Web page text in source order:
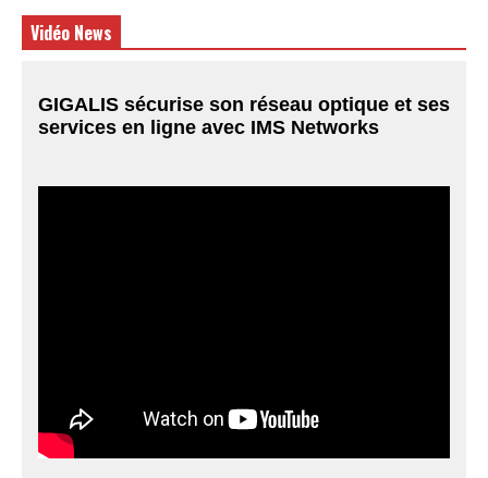
Vidéo News
GIGALIS sécurise son réseau optique et ses
services en ligne avec IMS Networks